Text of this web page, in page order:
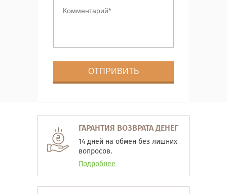
ГАРАНТИЯ ВОЗВРАТА ДЕНЕГ
14 дней на обмен без лишних
вопросов.
Подробнее